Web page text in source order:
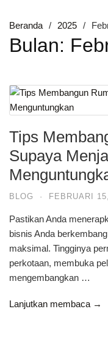
Beranda 2025
Bulan:
Tips
Supaya
BLOG · FEBRUARI
Pastikan Anda
bisnis Anda
maksimal. Tingginya
perkotaan, membuka
mengembangkan …
Lanjutkan membaca →